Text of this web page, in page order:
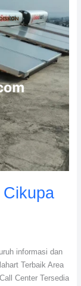
informasi dan
Terbaik Area
Center Tersedia